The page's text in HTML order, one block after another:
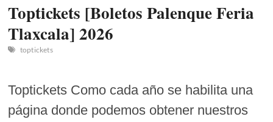
Toptickets [Boletos Palenque Feria
Tlaxcala] 2026
toptickets
Toptickets Como cada año se habilita una
página donde podemos obtener nuestros